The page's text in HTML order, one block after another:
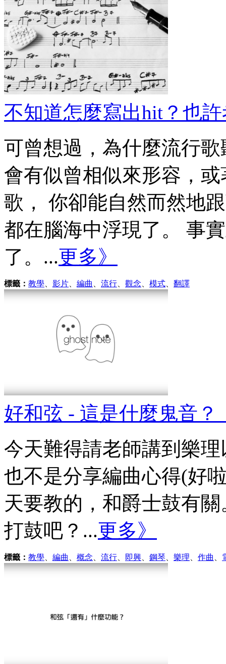
不知道怎麼寫出hit？也
可曾想過，為什麼流行
會有似曾相似來形容，
歌， 你卻能自然而然地
都在腦海中浮現了。 事
了。...更多》
標籤： 教學 影片 編曲 流行 觀念 模式 翻譯
好和弦 - 這是什麼鬼音？
今天難得請老師講到樂
也不是分享編曲心得(好
天要教的，和爵士鼓有
打鼓吧？...更多》
標籤： 教學 編曲 概念 流行 即興 鋼琴 樂理 作曲